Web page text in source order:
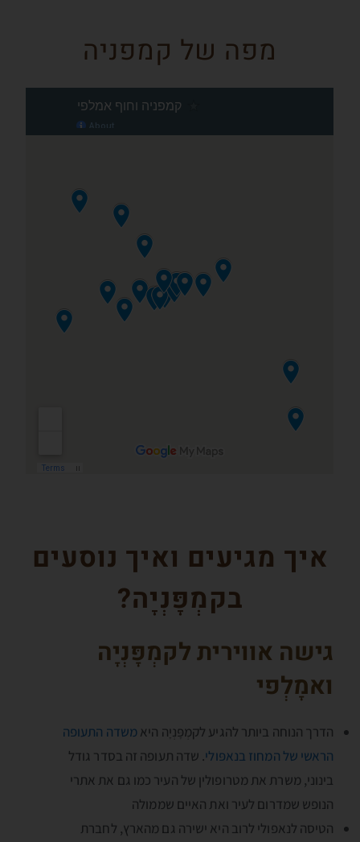
מפה של קמפניה
איך מגיעים ואיך נוסעים
בקמְפָּנְיָה?
גישה אווירית לקמְפָּנְיָה
ואמָלְפי
הדרך הנוחה ביותר להגיע לקמְפָּנְיָה היאמשדה התעופה
הראשי של המחוז בנאפּולי. שדה תעופה זה בסדר גודל
בינוני, משרת את מטרופולין של העיר כמו גם את אתרי
הנופש שמדרום לעיר ואת האיים שממולה
הטיסה לנאפולי לרוב היא ישירה גם מהארץ, לחברת